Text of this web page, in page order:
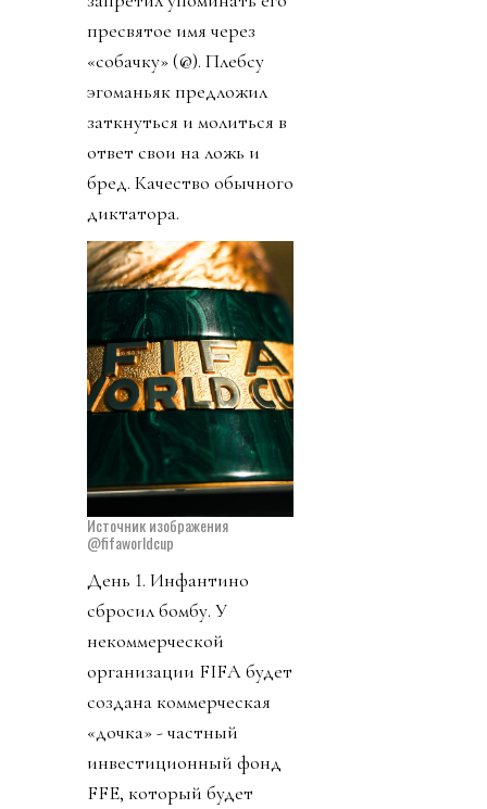
пресвятое имя через
«собачку» (@). Плебсу
эгоманьяк предложил
заткнуться и молиться в
ответ свои на ложь и
бред. Качество обычного
диктатора.
Источник изображения
@fifaworldcup
День 1. Инфантино
сбросил бомбу. У
некоммерческой
организации FIFA будет
создана коммерческая
«дочка» - частный
инвестиционный фонд
FFE, который будет